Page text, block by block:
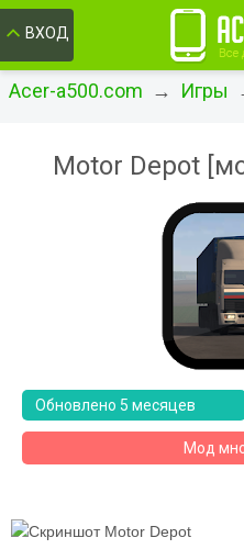
ВХОД
Acer-a500.com → Игры
Motor Depot
Обновлено 5 месяцев
назад
Мод